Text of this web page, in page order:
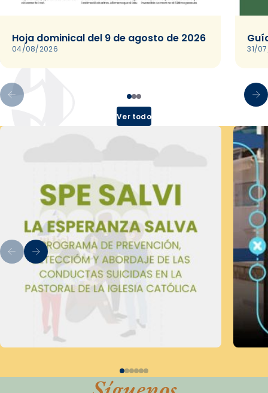
Hoja dominical del 9 de agosto de 2026
04/08/2026 31/
Ver todo